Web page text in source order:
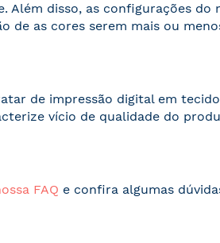
Além disso, as configurações
de as cores serem mais ou
de impressão digital em
vício de qualidade do
FAQ e confira algumas